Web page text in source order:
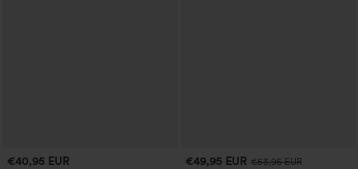
€40,95 EUR €49,95 EUR €53,95 EUR